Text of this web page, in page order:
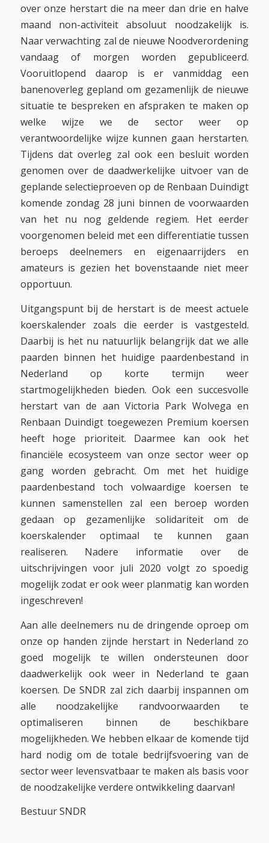
over onze herstart die na meer dan drie en halve
maand non-activiteit absoluut noodzakelijk is.
Naar verwachting zal de nieuwe Noodverordening
vandaag of morgen worden gepubliceerd.
Vooruitlopend daarop is er vanmiddag een
banenoverleg gepland om gezamenlijk de nieuwe
situatie te bespreken en afspraken te maken op
welke wijze we de sector weer op
verantwoordelijke wijze kunnen gaan herstarten.
Tijdens dat overleg zal ook een besluit worden
genomen over de daadwerkelijke uitvoer van de
geplande selectieproeven op de Renbaan Duindigt
komende zondag 28 juni binnen de voorwaarden
van het nu nog geldende regiem. Het eerder
voorgenomen beleid met een differentiatie tussen
beroeps deelnemers en eigenaarrijders en
amateurs is gezien het bovenstaande niet meer
opportuun.
Uitgangspunt bij de herstart is de meest actuele
koerskalender zoals die eerder is vastgesteld.
Daarbij is het nu natuurlijk belangrijk dat we alle
paarden binnen het huidige paardenbestand in
Nederland op korte termijn weer
startmogelijkheden bieden. Ook een succesvolle
herstart van de aan Victoria Park Wolvega en
Renbaan Duindigt toegewezen Premium koersen
heeft hoge prioriteit. Daarmee kan ook het
financiële ecosysteem van onze sector weer op
gang worden gebracht. Om met het huidige
paardenbestand toch volwaardige koersen te
kunnen samenstellen zal een beroep worden
gedaan op gezamenlijke solidariteit om de
koerskalender optimaal te kunnen gaan
realiseren. Nadere informatie over de
uitschrijvingen voor juli 2020 volgt zo spoedig
mogelijk zodat er ook weer planmatig kan worden
ingeschreven!
Aan alle deelnemers nu de dringende oproep om
onze op handen zijnde herstart in Nederland zo
goed mogelijk te willen ondersteunen door
daadwerkelijk ook weer in Nederland te gaan
koersen. De SNDR zal zich daarbij inspannen om
alle noodzakelijke randvoorwaarden te
optimaliseren binnen de beschikbare
mogelijkheden. We hebben elkaar de komende tijd
hard nodig om de totale bedrijfsvoering van de
sector weer levensvatbaar te maken als basis voor
de noodzakelijke verdere ontwikkeling daarvan!
Bestuur SNDR